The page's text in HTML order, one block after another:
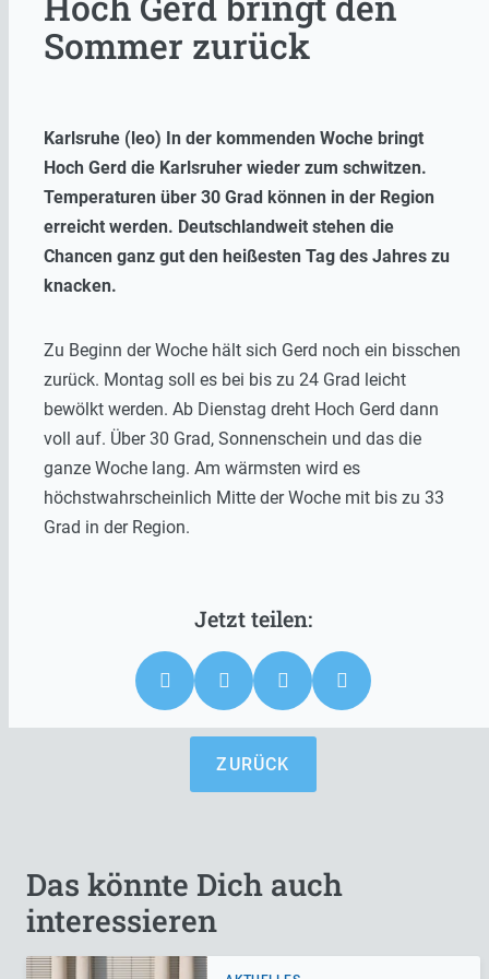
Sommer zurück
Karlsruhe (leo) In der kommenden Woche bringt
Hoch Gerd die Karlsruher wieder zum schwitzen.
Temperaturen über 30 Grad können in der Region
erreicht werden. Deutschlandweit stehen die
Chancen ganz gut den heißesten Tag des Jahres zu
knacken.
Zu Beginn der Woche hält sich Gerd noch ein bisschen
zurück. Montag soll es bei bis zu 24 Grad leicht
bewölkt werden. Ab Dienstag dreht Hoch Gerd dann
voll auf. Über 30 Grad, Sonnenschein und das die
ganze Woche lang. Am wärmsten wird es
höchstwahrscheinlich Mitte der Woche mit bis zu 33
Grad in der Region.
ZURÜCK
Das könnte Dich auch
interessieren